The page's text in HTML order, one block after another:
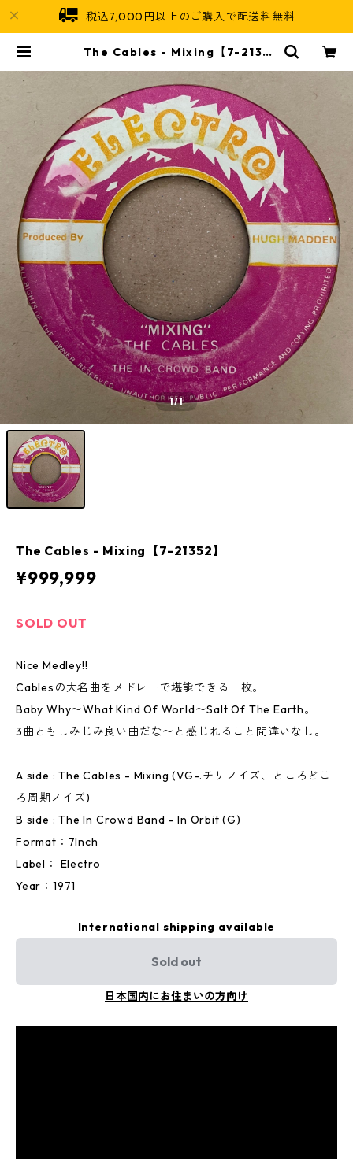
税込7,000円以上のご購入で配送料無料
The Cables - Mixing【7-2135
1/1
The Cables - Mixing【7-21352】
¥999,999
SOLD OUT
Nice Medley!!
Cablesの大名曲をメドレーで堪能できる一枚。
Baby Why〜What Kind Of World〜Salt Of The Earth。
3曲ともしみじみ良い曲だな〜と感じれること間違いなし。
A side : The Cables - Mixing (VG-.チリノイズ、ところどこ
ろ周期ノイズ)
B side : The In Crowd Band - In Orbit (G)
Format：7Inch
Label： Electro
Year：1971
International shipping available
Sold out
日本国内にお住まいの方向け